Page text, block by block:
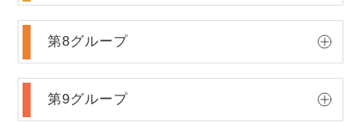
第8グループ
第9グループ